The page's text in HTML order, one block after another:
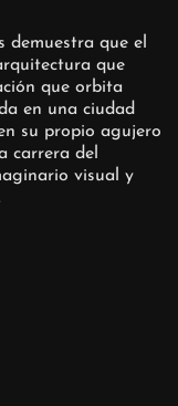
demuestra que el
que
que orbita
en una ciudad
su propio agujero
carrera del
visual y